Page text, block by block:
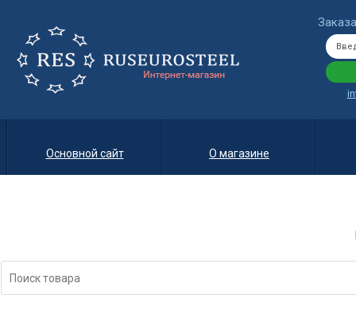
Основной сайт О магазине